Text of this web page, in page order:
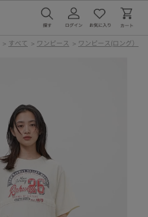
> すべて > ワンピース > ワンピース(ロング）